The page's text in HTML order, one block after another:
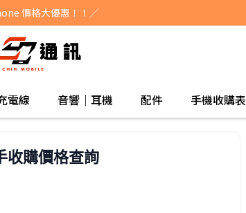
價格大優惠！！／
電線 音響｜耳機 配件 手機收購表
收購價格查詢